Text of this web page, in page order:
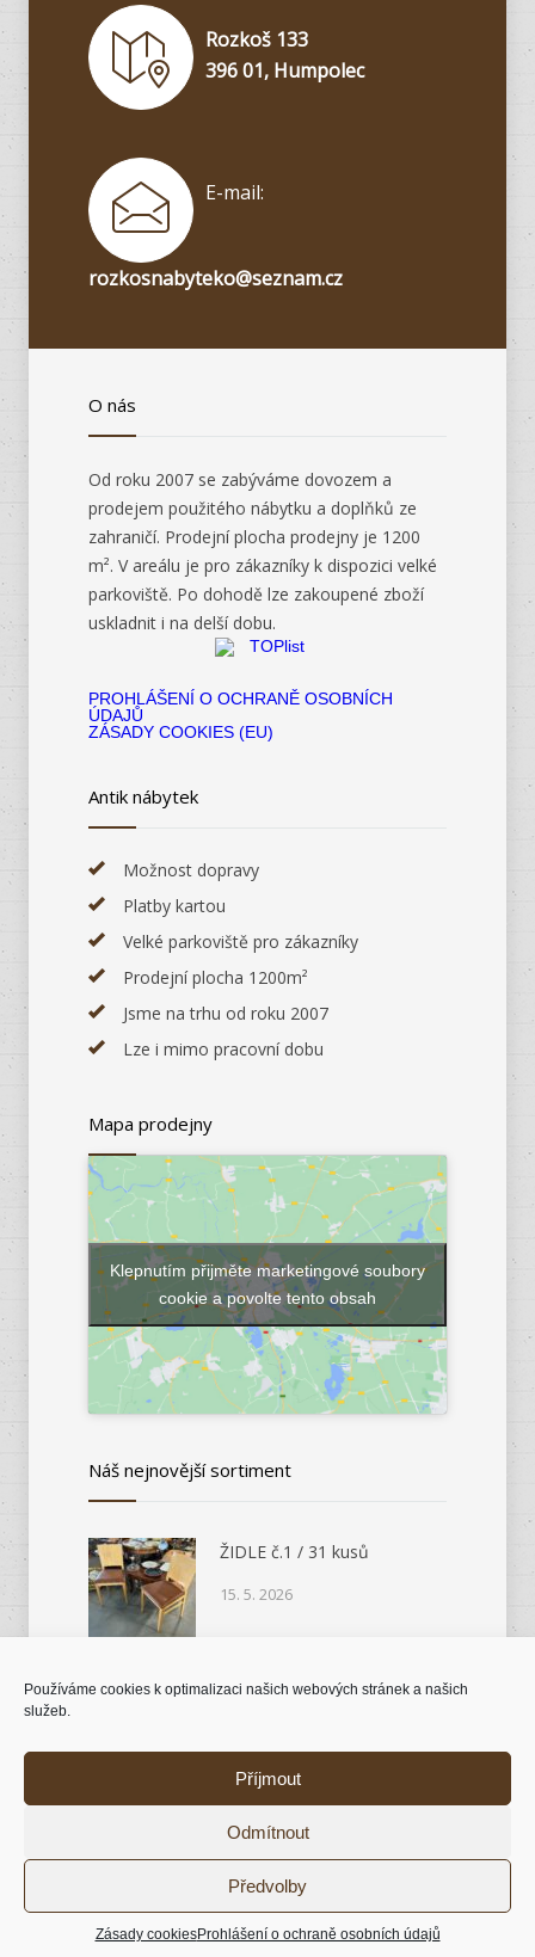
Používáme cookies k optimalizaci našich webových stránek a našich
služeb.
Příjmout
Odmítnout
Předvolby
Zásady cookiesProhlášení o ochraně osobních údajů
Rozkoš 133
396 01, Humpolec
E-mail:
rozkosnabyteko@seznam.cz
O nás
Od roku 2007 se zabýváme dovozem a
prodejem použitého nábytku a doplňků ze
zahraničí. Prodejní plocha prodejny je 1200
m². V areálu je pro zákazníky k dispozici velké
parkoviště. Po dohodě lze zakoupené zboží
uskladnit i na delší dobu.
PROHLÁŠENÍ O OCHRANĚ OSOBNÍCH
ÚDAJŮ
ZÁSADY COOKIES (EU)
Antik nábytek
Možnost dopravy
Platby kartou
Velké parkoviště pro zákazníky
Prodejní plocha 1200m²
Jsme na trhu od roku 2007
Lze i mimo pracovní dobu
Mapa prodejny
Klepnutím přijměte marketingové soubory
cookie a povolte tento obsah
Náš nejnovější sortiment
ŽIDLE č.1 / 31 kusů
15. 5. 2026
SEKRETÁŘ č.13706
© 2018 Antik nábytek |Tvorba stránek Kutná
Hora - Intersite.cz